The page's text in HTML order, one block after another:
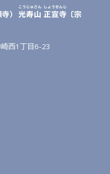
） 光寿山
こうじゅさん
正宣寺
しょうせんじ
〔宗
西1丁目6-23